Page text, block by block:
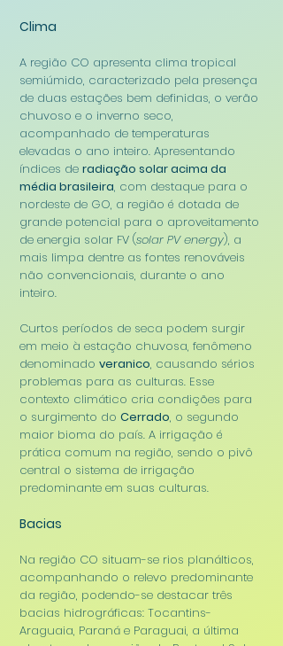
Clima
A região CO apresenta clima tropical
semiúmido, caracterizado pela presença
de duas estações bem definidas, o verão
chuvoso e o inverno seco,
acompanhado de temperaturas
elevadas o ano inteiro. Apresentando
índices de radiação solar acima da
média brasileira, com destaque para o
nordeste de GO, a região é dotada de
grande potencial para o aproveitamento
de energia solar FV (solar PV energy), a
mais limpa dentre as fontes renováveis
não convencionais, durante o ano
inteiro.
Curtos períodos de seca podem surgir
em meio à estação chuvosa, fenômeno
denominado veranico, causando sérios
problemas para as culturas. Esse
contexto climático cria condições para
o surgimento do Cerrado, o segundo
maior bioma do país. A irrigação é
prática comum na região, sendo o pivô
central o sistema de irrigação
predominante em suas culturas.
Bacias
Na região CO situam-se rios planálticos,
acompanhando o relevo predominante
da região, podendo-se destacar três
bacias hidrográficas: Tocantins-
Araguaia, Paraná e Paraguai, a última